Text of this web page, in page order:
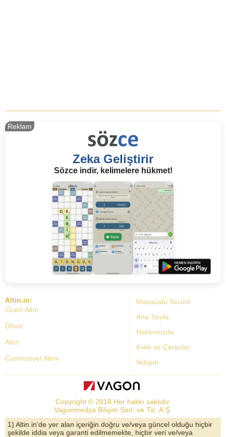
Zeka Geliştirir
Sözce indir, kelimelere hükmet!
Reklam
Masaüstü Sürüm
Ana Sayfa
Hakkımızda
Kvkk ve Çerezler
İletişim
Altin.in:
Gram Altın
Döviz
Altın
Cumhuriyet Altını
Dolar Kuru
Altın Yorumları
Copyright © 2018 Her hakkı saklıdır.
Vagonmedya Bilişim San. ve Tic. A.Ş.
1) Altin.in'de yer alan içeriğin doğru ve/veya güncel olduğu hiçbir
şekilde iddia veya garanti edilmemekte, hiçbir veri ve/veya